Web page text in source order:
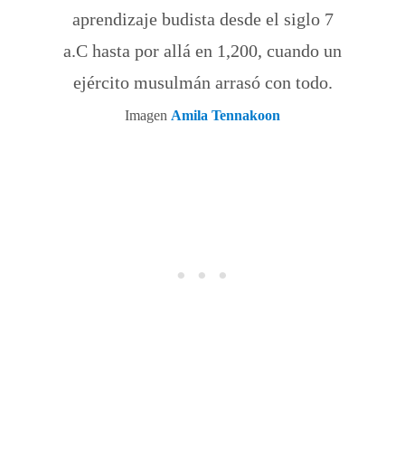
aprendizaje budista desde el siglo 7
a.C hasta por allá en 1,200, cuando un
ejército musulmán arrasó con todo.
Imagen Amila Tennakoon